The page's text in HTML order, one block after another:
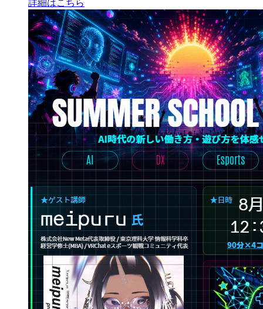
詳細はこちら